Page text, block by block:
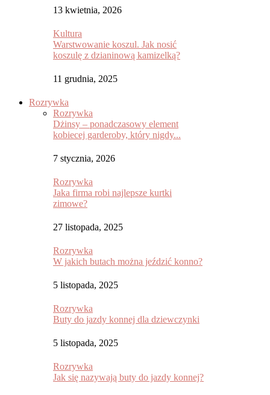
13 kwietnia, 2026
Kultura
Warstwowanie koszul. Jak nosić
koszulę z dzianinową kamizelką?
11 grudnia, 2025
Rozrywka
Rozrywka
Dżinsy – ponadczasowy element
kobiecej garderoby, który nigdy...
7 stycznia, 2026
Rozrywka
Jaka firma robi najlepsze kurtki
zimowe?
27 listopada, 2025
Rozrywka
W jakich butach można jeździć konno?
5 listopada, 2025
Rozrywka
Buty do jazdy konnej dla dziewczynki
5 listopada, 2025
Rozrywka
Jak się nazywają buty do jazdy konnej?